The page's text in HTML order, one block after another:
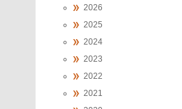
2026
2025
2024
2023
2022
2021